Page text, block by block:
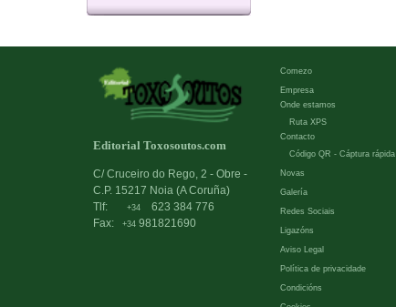
Editorial Toxosoutos.com
C/ Cruceiro do Rego, 2 - Obre -
C.P. 15217 Noia (A Coruña)
Tlf:
+34
623 384 776
Fax:
+34 981821690
Comezo
Empresa
Onde estamos
Ruta XPS
Contacto
Código QR - Cáptura rápida
Novas
Galería
Redes Sociais
Ligazóns
Aviso Legal
Política de privacidade
Condicións